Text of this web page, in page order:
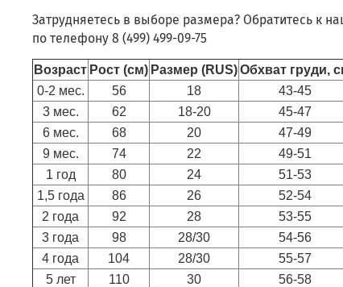
Затрудняетесь в выборе размера? Обратитесь к
по телефону 8 (499) 499-09-75
Возраст Рост (см) Размер (RUS)Обхват груди,
0-2 мес.
56 18 43-45
3 мес.
62 18-20 45-47
6 мес.
68 20 47-49
9 мес.
74 22 49-51
1 год
80 24 51-53
1,5 года
86 26 52-54
2 года
92 28 53-55
3 года
98 28/30 54-56
4 года
104 28/30 55-57
5 лет
110 30 56-58